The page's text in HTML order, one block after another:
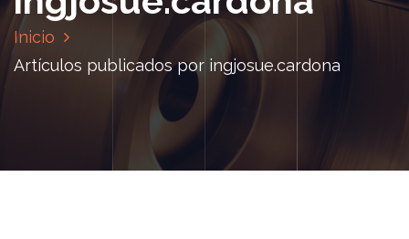
Inicio
Artículos publicados por ingjosue.cardona